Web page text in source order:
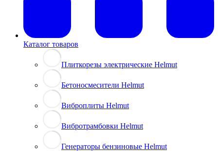
Каталог товаров
Плиткорезы электрические Helmut
Бетоносмесители Helmut
Виброплиты Helmut
Вибротрамбовки Helmut
Генераторы бензиновые Helmut